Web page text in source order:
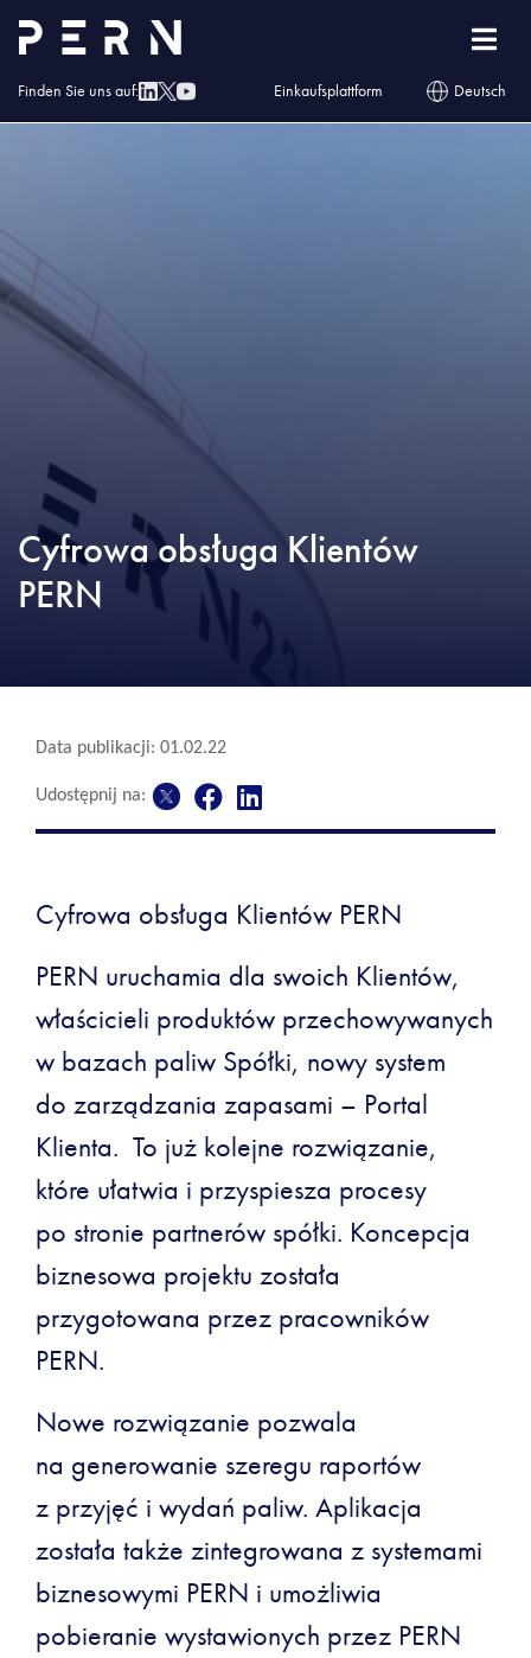
Finden Sie uns auf: Einkaufsplattform Deutsch
Homepage» Blog» Cyfrowa obsługa Klientów PERN
Cyfrowa obsługa Klientów
PERN
Data publikacji: 01.02.22
Udostępnij na:
Cyfrowa obsługa Klientów PERN
PERN uruchamia dla swoich Klientów,
właścicieli produktów przechowywanych
w bazach paliw Spółki, nowy system
do zarządzania zapasami – Portal
Klienta. To już kolejne rozwiązanie,
które ułatwia i przyspiesza procesy
po stronie partnerów spółki. Koncepcja
biznesowa projektu została
przygotowana przez pracowników
PERN.
Nowe rozwiązanie pozwala
na generowanie szeregu raportów
z przyjęć i wydań paliw. Aplikacja
została także zintegrowana z systemami
biznesowymi PERN i umożliwia
pobieranie wystawionych przez PERN